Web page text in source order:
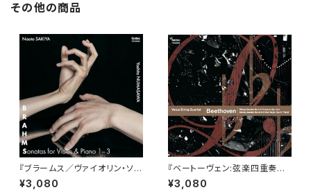
その他の商品
『ブラームス／ヴァイオリン・ソナ
タ 全3曲』﨑谷直人＆沼沢淑音
¥3,080
『ベートーヴェン:弦楽四重奏曲
全集5』ウェールズ弦楽四重奏団
¥3,080